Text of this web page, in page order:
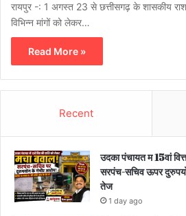
रायपुर -: 1 अगस्त 23 से छत्तीसगढ़ के शासकीय
विभिन्न मांगों को लेकर…
Read More »
Recent
उदका पंचायत म 15वां
सरपंच-सचिव ऊपर
तेज
1 day ago